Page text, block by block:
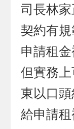
司長林
契約有
申請租金
但實務
東以口
給申請